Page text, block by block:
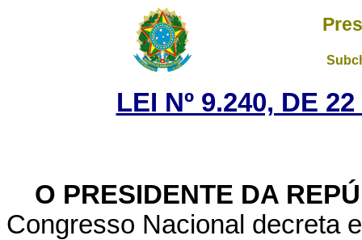
LEI Nº 9.240, DE
O PRESIDENTE DA
Congresso Nacional decreta